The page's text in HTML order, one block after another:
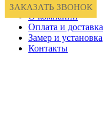
ЗАКАЗАТЬ ЗВОНОК
Главная
О компании
Оплата и доставка
Замер и установка
Контакты